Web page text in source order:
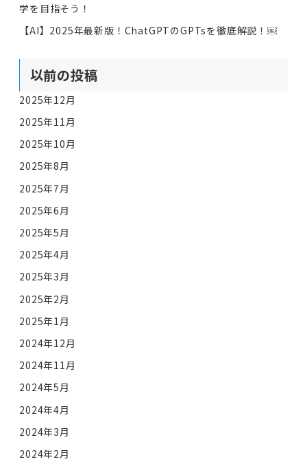
学を目指そう！
【AI】2025年最新版！ChatGPTのGPTsを徹底解説！￼
以前の投稿
2025年12月
2025年11月
2025年10月
2025年8月
2025年7月
2025年6月
2025年5月
2025年4月
2025年3月
2025年2月
2025年1月
2024年12月
2024年11月
2024年5月
2024年4月
2024年3月
2024年2月